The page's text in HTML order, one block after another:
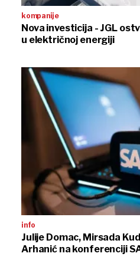
kompanije
Nova investicija - JGL
u električnoj energiji
info
Julije Domac, Mirsada
Arhanić na konferenciji